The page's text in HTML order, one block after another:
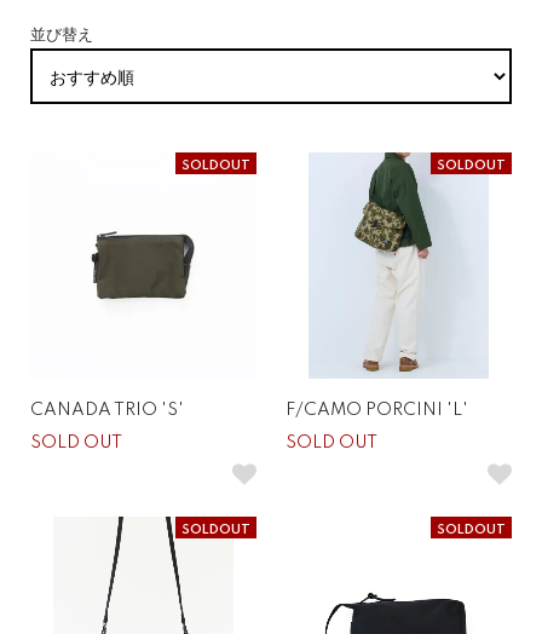
並び替え
SOLDOUT
CANADA TRIO 'S'
SOLD OUT
SOLDOUT
F/CAMO PORCINI 'L'
SOLD OUT
SOLDOUT SOLDOUT